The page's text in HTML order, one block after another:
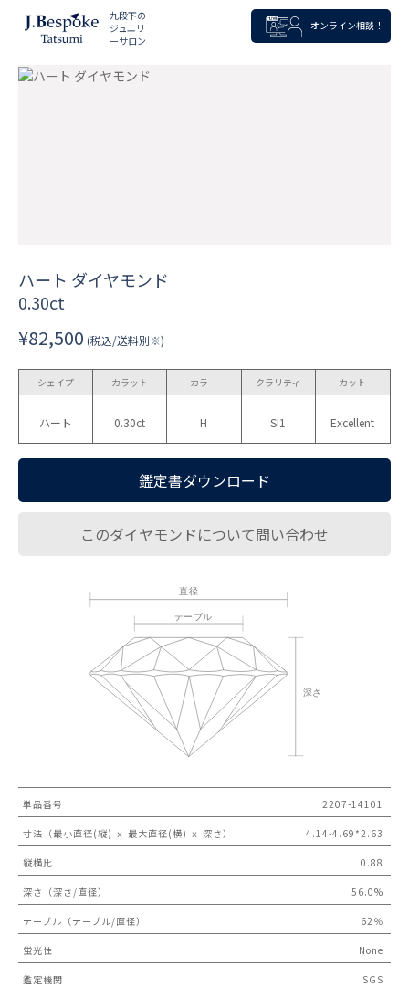
九段下の
ジュエリ
ーサロン
オンライン相談！
ハート ダイヤモンド
0.30ct
¥82,500 (税込/送料別※)
シェイプ
ハート
カラット
0.30ct
カラー
H
クラリティ
SI1
カット
Excellent
鑑定書ダウンロード
このダイヤモンドについて問い合わせ
単品番号 2207-14101
寸法（最小直径(縦) ｘ 最大直径(横) ｘ 深さ） 4.14-4.69*2.63
縦横比 0.88
深さ（深さ/直径） 56.0%
テーブル（テーブル/直径） 62％
蛍光性 None
鑑定機関 SGS